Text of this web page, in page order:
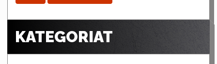
KATEGORIAT